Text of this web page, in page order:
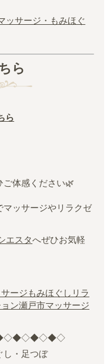
ッサージ・もみほぐ
ら
ら
ご体感ください🌿
マッサージやリラクゼ
エスタへぜひお気軽
ージ もみほぐし リラ
ン瀬戸市マッサージ
し・足つぼ